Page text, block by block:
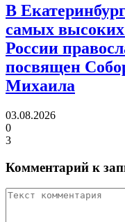
В
самых
России
посвящен
Михаила
03.08.2026
0
3
Комментарий к